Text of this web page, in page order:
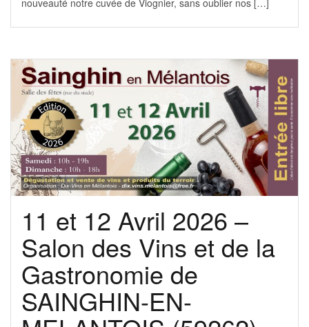
11 et 12 Avril 2026 –
Salon des Vins et de la
Gastronomie de
SAINGHIN-EN-